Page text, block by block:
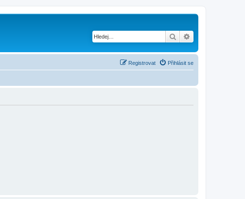
Hledat
Přihlásit se
Registrovat